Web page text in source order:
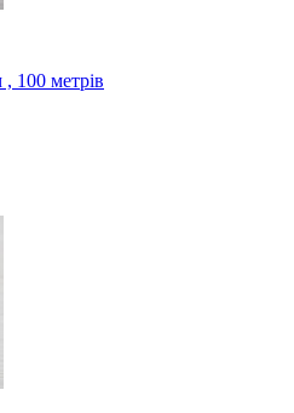
100 метрів